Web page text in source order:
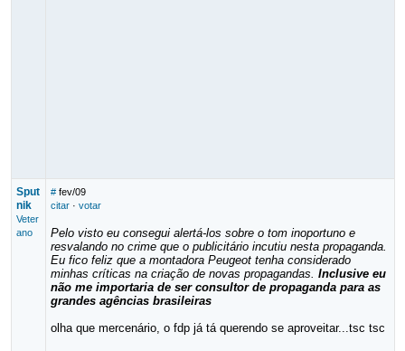
Sput
nik
Veter
ano
# fev/09
citar· votar
Pelo visto eu consegui alertá-los sobre o tom inoportuno e
resvalando no crime que o publicitário incutiu nesta propaganda.
Eu fico feliz que a montadora Peugeot tenha considerado
minhas críticas na criação de novas propagandas. Inclusive eu
não me importaria de ser consultor de propaganda para as
grandes agências brasileiras
olha que mercenário, o fdp já tá querendo se aproveitar...tsc tsc